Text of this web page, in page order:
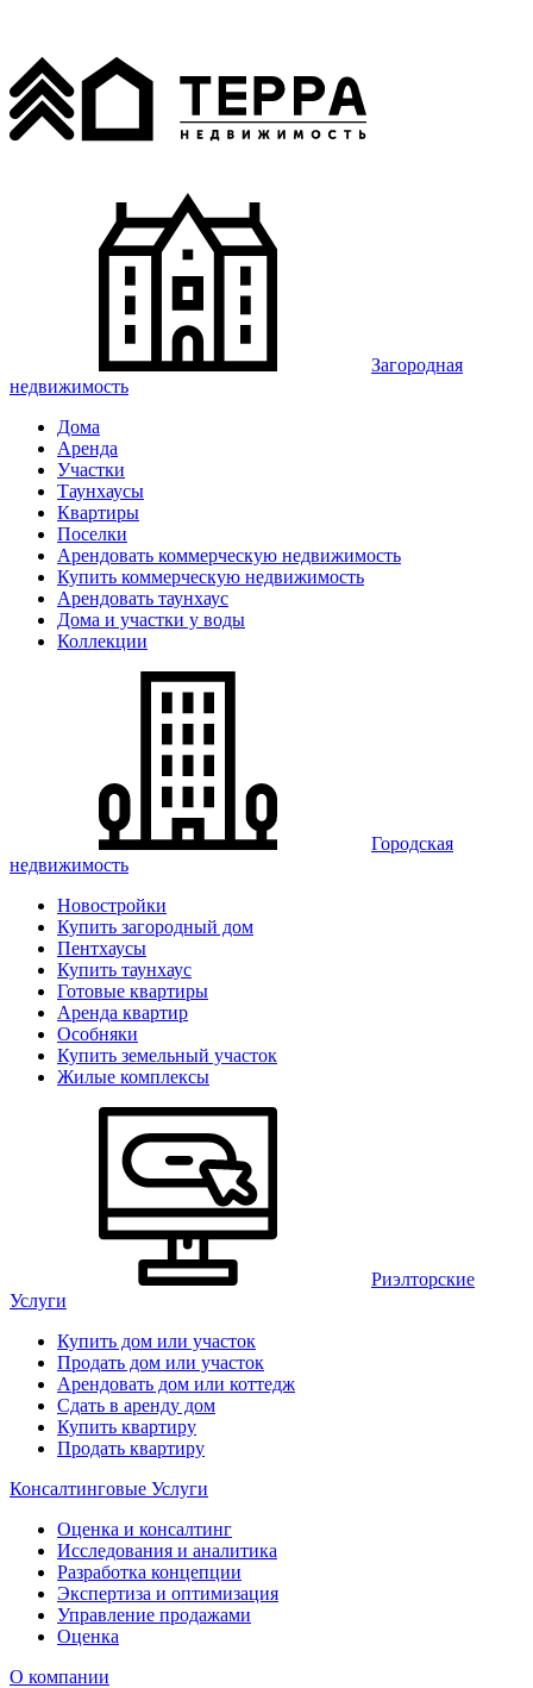
Загородная
недвижимость
Дома
Аренда
Участки
Таунхаусы
Квартиры
Поселки
Арендовать коммерческую недвижимость
Купить коммерческую недвижимость
Арендовать таунхаус
Дома и участки у воды
Коллекции
Городская
недвижимость
Новостройки
Купить загородный дом
Пентхаусы
Купить таунхаус
Готовые квартиры
Аренда квартир
Особняки
Купить земельный участок
Жилые комплексы
Риэлторские
Услуги
Купить дом или участок
Продать дом или участок
Арендовать дом или коттедж
Сдать в аренду дом
Купить квартиру
Продать квартиру
Консалтинговые Услуги
Оценка и консалтинг
Исследования и аналитика
Разработка концепции
Экспертиза и оптимизация
Управление продажами
Оценка
О компании